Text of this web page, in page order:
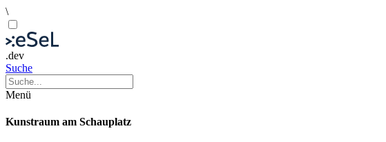
\
.dev
Suche
Menü
Kunstraum am Schauplatz